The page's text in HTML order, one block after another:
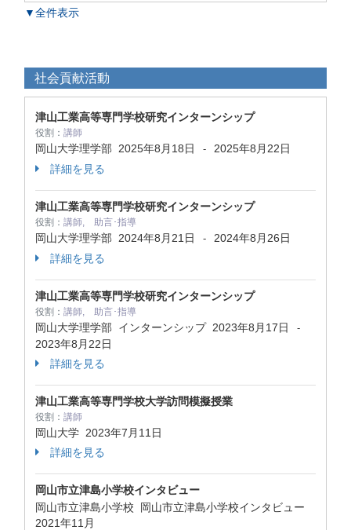
▼全件表示
社会貢献活動
津山工業高等専門学校研究インターンシップ
役割： 講師
岡山大学理学部 2025年8月18日 -
2025年8月22日
詳細を見る
津山工業高等専門学校研究インターンシップ
役割： 講師, 助言･指導
岡山大学理学部 2024年8月21日 -
2024年8月26日
詳細を見る
津山工業高等専門学校研究インターンシップ
役割： 講師, 助言･指導
岡山大学理学部 インターンシップ 2023年8月17日 -
2023年8月22日
詳細を見る
津⼭⼯業⾼等専⾨学校⼤学訪問模擬授業
役割： 講師
岡山大学 2023年7月11日
詳細を見る
岡山市立津島小学校インタビュー
岡山市立津島小学校 岡山市立津島小学校インタビュー
2021年11月